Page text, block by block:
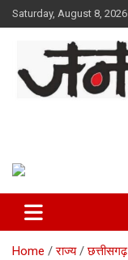
Skip
to
Saturday, August 8, 2026
Home राज्य छत्तीसगढ़